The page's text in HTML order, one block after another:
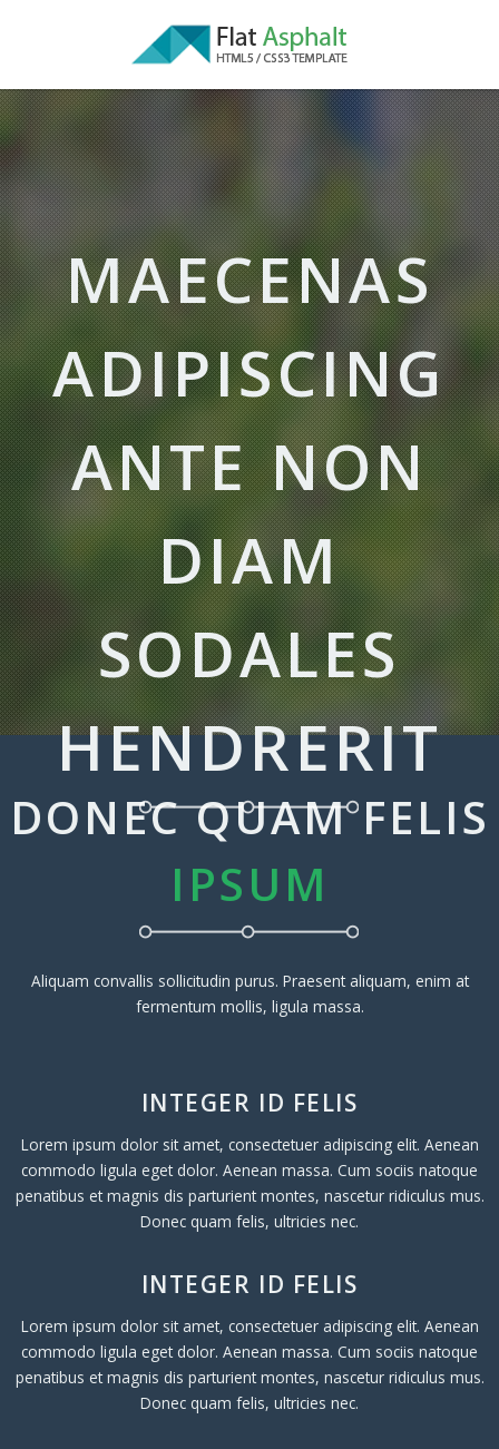
MAECENAS
ADIPISCING
ANTE NON
DIAM
SODALES
HENDRERIT
DONEC QUAM FELIS
IPSUM
Aliquam convallis sollicitudin purus. Praesent aliquam, enim at
fermentum mollis, ligula massa.
INTEGER ID FELIS
Lorem ipsum dolor sit amet, consectetuer adipiscing elit. Aenean
commodo ligula eget dolor. Aenean massa. Cum sociis natoque
penatibus et magnis dis parturient montes, nascetur ridiculus mus.
Donec quam felis, ultricies nec.
INTEGER ID FELIS
Lorem ipsum dolor sit amet, consectetuer adipiscing elit. Aenean
commodo ligula eget dolor. Aenean massa. Cum sociis natoque
penatibus et magnis dis parturient montes, nascetur ridiculus mus.
Donec quam felis, ultricies nec.